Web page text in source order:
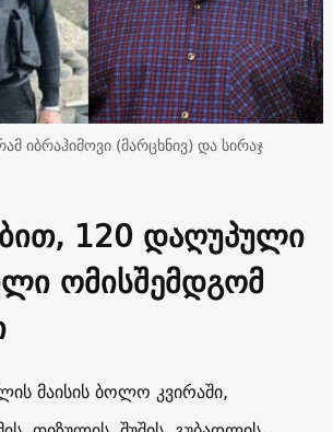
იბრაჰიმოვი (მარცხნივ) და სირაჯ
120 დაღუპული
ომისშემდგომ
მაისის ბოლო კვირაში,